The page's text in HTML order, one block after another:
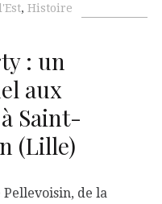
, Histoire
: un
aux
Saint-
(Lille)
de la